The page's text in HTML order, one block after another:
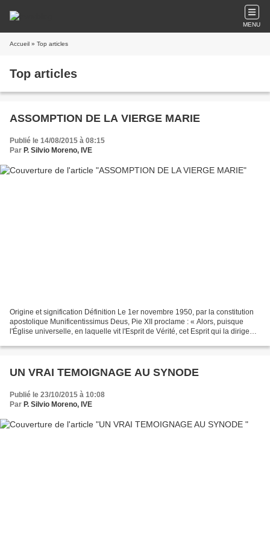
MENU
Accueil » Top articles
Top articles
ASSOMPTION DE LA VIERGE MARIE
Publié le 14/08/2015 à 08:15
Par P. Silvio Moreno, IVE
Origine et signification Définition Le 1er novembre 1950, par la constitution
apostolique Munificentissimus Deus, Pie XII proclame : « Alors, puisque
l'Église universelle, en laquelle vit l'Esprit de Vérité, cet Esprit qui la dirige
UN VRAI TEMOIGNAGE AU SYNODE
Publié le 23/10/2015 à 10:08
Par P. Silvio Moreno, IVE